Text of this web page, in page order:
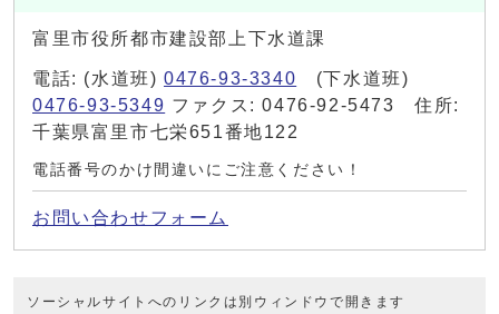
富里市役所都市建設部上下水道課
電話: (水道班) 0476-93-3340 (下水道班)
0476-93-5349 ファクス: 0476-92-5473 住所:
千葉県富里市七栄651番地122
電話番号のかけ間違いにご注意ください！
お問い合わせフォーム
ソーシャルサイトへのリンクは別ウィンドウで開きます